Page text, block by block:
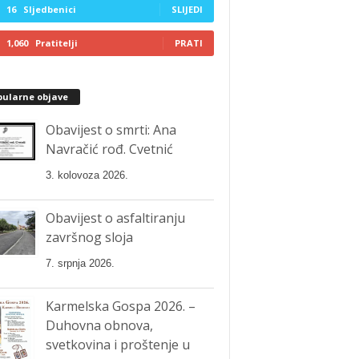
16 Sljedbenici SLIJEDI
1,060 Pratitelji PRATI
objave
Obavijest o smrti: Ana
Navračić rođ. Cvetnić
3. kolovoza 2026.
Obavijest o asfaltiranju
završnog sloja
7. srpnja 2026.
Karmelska Gospa 2026. –
Duhovna obnova,
svetkovina i proštenje u